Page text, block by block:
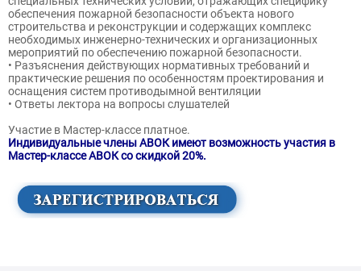
обеспечения пожарной безопасности объекта нового
строительства и реконструкции и содержащих комплекс
необходимых инженерно-технических и организационных
мероприятий по обеспечению пожарной безопасности.
• Разъяснения действующих нормативных требований и
практические решения по особенностям проектирования и
оснащения систем противодымной вентиляции
• Ответы лектора на вопросы слушателей
Участие в Мастер-классе платное.
Индивидуальные члены АВОК имеют возможность участия в
Мастер-классе АВОК со скидкой 20%.